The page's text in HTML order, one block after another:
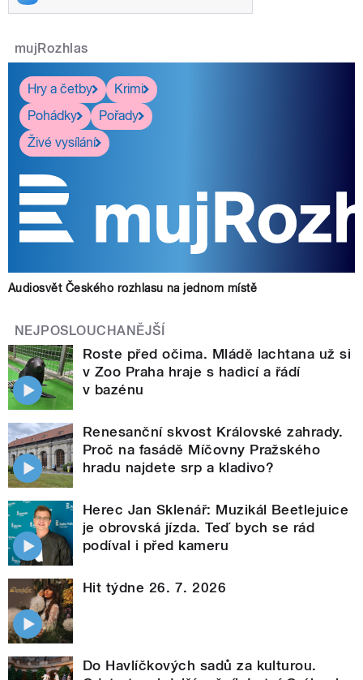
mujRozhlas
Hry a četby
Krimi
Pohádky
Pořady
Živé vysílání
Audiosvět Českého rozhlasu na jednom místě
NEJPOSLOUCHANĚJŠÍ
Roste před očima. Mládě lachtana už si
v Zoo Praha hraje s hadicí a řádí
v bazénu
Renesanční skvost Královské zahrady.
Proč na fasádě Míčovny Pražského
hradu najdete srp a kladivo?
Herec Jan Sklenář: Muzikál Beetlejuice
je obrovská jízda. Teď bych se rád
podíval i před kameru
Hit týdne 26. 7. 2026
Do Havlíčkových sadů za kulturou.